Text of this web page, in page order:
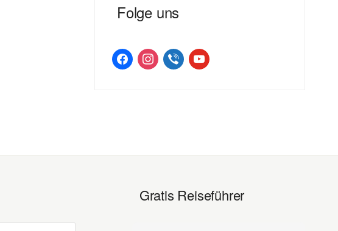
Folge uns
facebookinstagramviber youtube
Gratis Reiseführer